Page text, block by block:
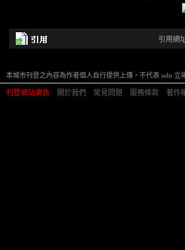
引用網
本城市刊登之內容為作者個人自行提供上傳，不代表 udn 立
刊登網站廣告 關於我們 常見問題 服務條款 著作